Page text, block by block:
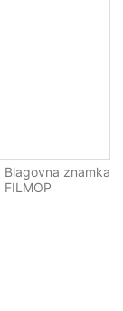
Blagovna znamka
FILMOP